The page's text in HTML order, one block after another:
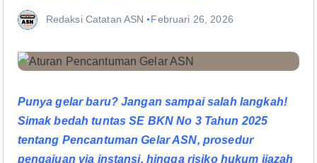
Redaksi Catatan ASN Februari 26, 2026
Punya gelar baru? Jangan sampai salah langkah!
Simak bedah tuntas SE BKN No 3 Tahun 2025
tentang Pencantuman Gelar ASN, prosedur
pengajuan via instansi, hingga risiko hukum ijazah